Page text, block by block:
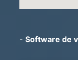
- Software de